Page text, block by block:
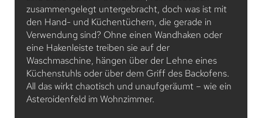
zusammengelegt untergebracht, doch was ist mit
den Hand- und Küchentüchern, die gerade in
Verwendung sind? Ohne einen Wandhaken oder
eine Hakenleiste treiben sie auf der
Waschmaschine, hängen über der Lehne eines
Küchenstuhls oder über dem Griff des Backofens.
All das wirkt chaotisch und unaufgeräumt – wie ein
Asteroidenfeld im Wohnzimmer.